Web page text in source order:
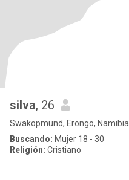
silva, 26
Swakopmund, Erongo, Namibia
Buscando: Mujer 18 - 30
Religión: Cristiano